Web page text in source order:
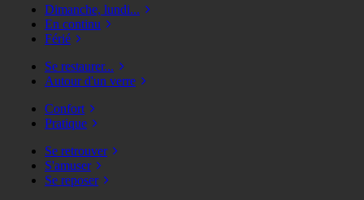
Dimanche, lundi...
En continu
Férié
Se restaurer...
Autour d'un verre
Confort
Pratique
Se retrouver
S'amuser
Se reposer